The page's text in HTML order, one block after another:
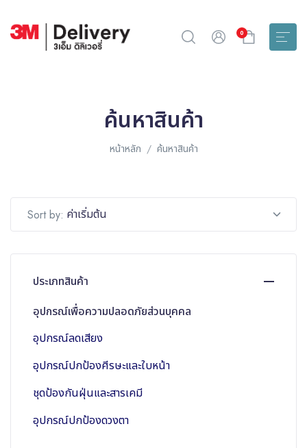
0
ค้นหาสินค้า
หน้าหลัก ค้นหาสินค้า
Sort by: ค่าเริ่มต้น
ประเภทสินค้า
อุปกรณ์เพื่อความปลอดภัยส่วนบุคคล
อุปกรณ์ลดเสียง
อุปกรณ์ปกป้องศีรษะและใบหน้า
ชุดป้องกันฝุ่นและสารเคมี
อุปกรณ์ปกป้องดวงตา